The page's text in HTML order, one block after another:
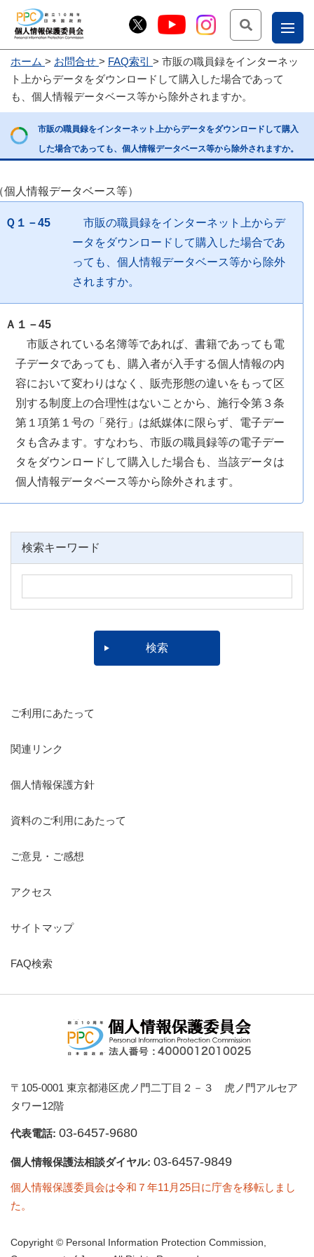
お
問
合
せ
こー
ー部
ホーム お問合せ FAQ索引
市販の職員録をインターネッ
ト上からデータをダウンロードして購入した場合であって
も、個人情報データベース等から除外されますか。
市販の職員録をインターネット上からデータをダウンロードして購入
した場合であっても、個人情報データベース等から除外されますか。
個人情報データベース等）
Ｑ１－45
市販の職員録をインターネット上からデ
ータをダウンロードして購入した場合であ
っても、個人情報データベース等から除外
されますか。
Ａ１－45
市販されている名簿等であれば、書籍であっても電
子データであっても、購入者が入手する個人情報の内
容において変わりはなく、販売形態の違いをもって区
別する制度上の合理性はないことから、施行令第３条
第１項第１号の「発行」は紙媒体に限らず、電子デー
タも含みます。すなわち、市販の職員録等の電子デー
タをダウンロードして購入した場合も、当該データは
個人情報データベース等から除外されます。
検索キーワード
ご利用にあたって
関連リンク
個人情報保護方針
資料のご利用にあたって
ご意見・ご感想
アクセス
サイトマップ
FAQ検索
〒105-0001 東京都港区虎ノ門二丁目２－３ 虎ノ門アルセア
タワー12階
代表電話: 03-6457-9680
個人情報保護法相談ダイヤル: 03-6457-9849
個人情報保護委員会は令和７年11月25日に庁舎を移転しまし
た。
Copyright © Personal Information Protection Commission,